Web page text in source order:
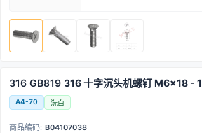
316 GB819 316 十字沉头机螺钉 M6x18 - 1
A4-70 洗白
商品编码: B04107038